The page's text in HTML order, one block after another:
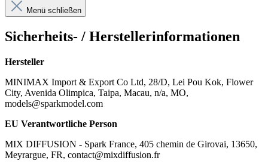
Menü schließen
Sicherheits- / Herstellerinformationen
Hersteller
MINIMAX Import & Export Co Ltd, 28/D, Lei Pou Kok, Flower
City, Avenida Olimpica, Taipa, Macau, n/a, MO,
models@sparkmodel.com
EU Verantwortliche Person
MIX DIFFUSION - Spark France, 405 chemin de Girovai, 13650,
Meyrargue, FR, contact@mixdiffusion.fr